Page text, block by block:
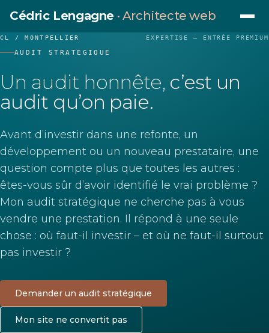
Cédric Lengagne · Architecte web Ouvrir
CL / MONTPELLIER EXPERTISE – ENTRÉE PREMIUM
AUDIT STRATÉGIQUE
Un audit honnête, c’est un
audit qu’on paie.
Avant d’investir dans une refonte, un
développement ou un nouveau prestataire, une
question compte plus que toutes les autres :
êtes-vous sûr d’avoir identifié le vrai problème ?
Mon audit stratégique ne cherche pas à vous
vendre une prestation. Il répond à une seule
chose : où faut-il investir – et où ne faut-il surtout
pas investir ?
Demander un audit stratégique
Mon site ne convertit pas